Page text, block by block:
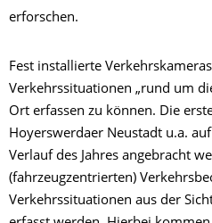
erforschen.
Fest installierte
Verkehrssituationen „rund um
Ort erfassen zu können. Die
Hoyerswerdaer Neustadt u.a.
Verlauf des Jahres angebracht
(fahrzeugzentrierten)
Verkehrssituationen aus der